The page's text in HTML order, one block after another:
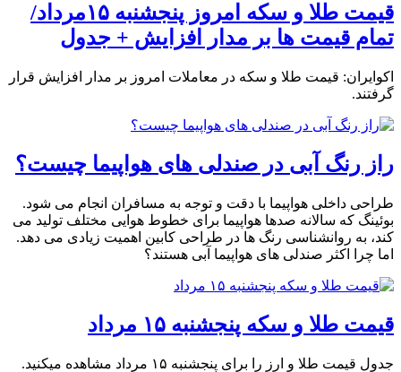
قیمت طلا و سکه امروز پنجشنبه ۱۵مرداد/
تمام قیمت ها بر مدار افزایش + جدول
اکوایران: قیمت طلا و سکه در معاملات امروز بر مدار افزایش قرار
گرفتند.
راز رنگ آبی در صندلی های هواپیما چیست؟
طراحی داخلی هواپیما با دقت و توجه به مسافران انجام می شود.
بوئینگ که سالانه صدها هواپیما برای خطوط هوایی مختلف تولید می
کند، به روانشناسی رنگ ها در طراحی کابین اهمیت زیادی می دهد.
اما چرا اکثر صندلی های هواپیما آبی هستند؟
قیمت طلا و سکه پنجشنبه ۱۵ مرداد
جدول قیمت طلا و ارز را برای پنجشنبه ۱۵ مرداد مشاهده میکنید.